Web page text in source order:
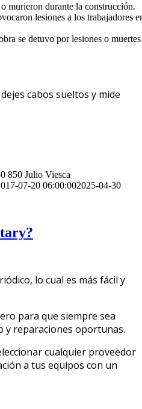
murieron durante la construcción.
lesiones a los trabajadores
se detuvo por lesiones o muertes
cabos sueltos y mide
850 Julio Viesca
07-20 06:00:002025-04-30
lo cual es más fácil y
para que siempre sea
y reparaciones oportunas.
cualquier proveedor
a tus equipos con un